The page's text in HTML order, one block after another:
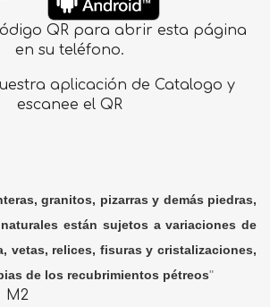
aplicación de Catalogo y
escanee el QR
granitos, pizarras y demás piedras,
están sujetos a variaciones de
vetas, relices, fisuras y cristalizaciones,
de los recubrimientos pétreos"
M2